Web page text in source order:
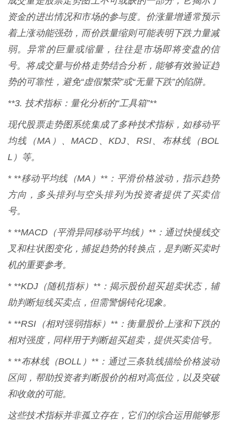
资金的进出情况和市场的参与度。价涨量增通常预示
着上涨动能强劲，而价跌量缩则可能表明下跌力量减
弱。异常的巨量或缩量，往往是市场即将变盘的信
号。将成交量与价格走势结合分析，能够有效验证趋
势的可靠性，避免“虚假繁荣”或“无量下跌”的陷阱。
**3. 技术指标：量化分析的“工具箱”**
现代股票走势图系统集成了多种技术指标，如移动平
均线（MA）、MACD、KDJ、RSI、布林线（BOL
L）等。
* **移动平均线（MA）**：平滑价格波动，指示趋势
方向，多头排列与空头排列为投资者提供了买卖信
号。
* **MACD（平滑异同移动平均线）**：通过快慢线交
叉和柱状图变化，捕捉趋势的转换点，是判断买卖时
机的重要参考。
* **KDJ（随机指标）**：揭示股价超买超卖状态，辅
助判断短线买卖点，但需警惕钝化现象。
* **RSI（相对强弱指标）**：衡量股价上涨和下跌的
相对强度，同样用于判断超买超卖，提供买卖信号。
* **布林线（BOLL）**：通过三条轨线描绘价格波动
区间，帮助投资者判断股价的相对高低位，以及突破
和收敛的可能。
这些技术指标并非孤立存在，它们的综合运用能够形